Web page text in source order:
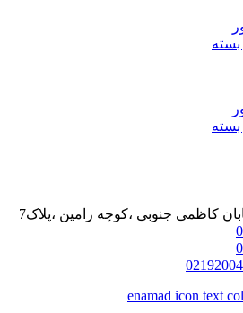
کاظمی جنوبی ،کوچه رامین ،پلاک7